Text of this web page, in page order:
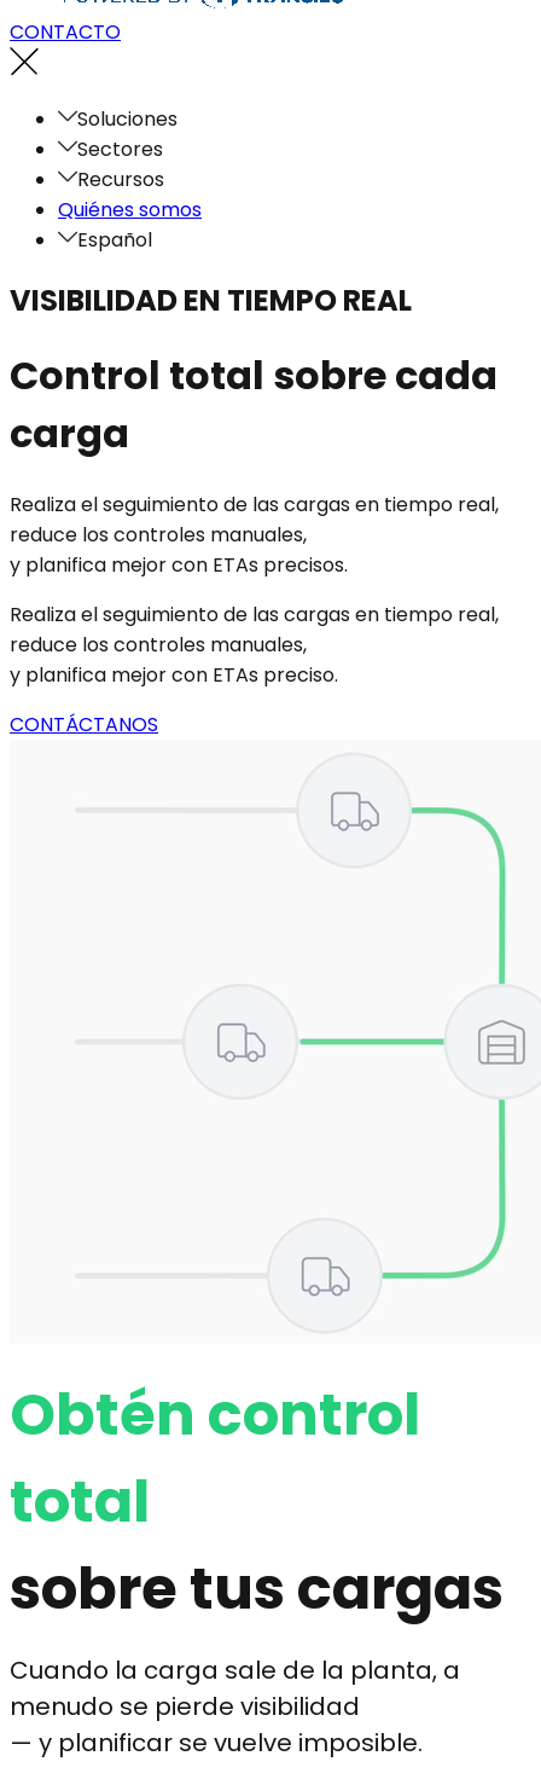
CONTACTO
Soluciones
Sectores
Recursos
Quiénes somos
Español
VISIBILIDAD EN TIEMPO REAL
Control total sobre cada
carga
Realiza el seguimiento de las cargas en tiempo real,
reduce los controles manuales,
y planifica mejor con ETAs precisos.
Realiza el seguimiento de las cargas en tiempo real,
reduce los controles manuales,
y planifica mejor con ETAs preciso.
CONTÁCTANOS
Obtén control
total
sobre tus cargas
Cuando la carga sale de la planta, a
menudo se pierde visibilidad
— y planificar se vuelve imposible.